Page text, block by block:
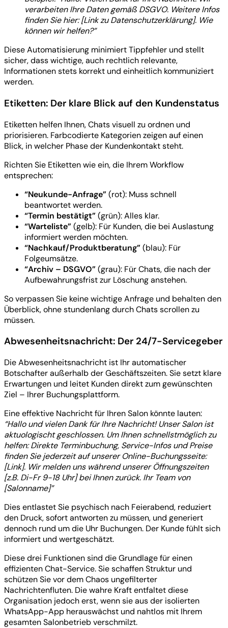
verarbeiten Ihre Daten gemäß DSGVO. Weitere Infos
finden Sie hier: [Link zu Datenschutzerklärung]. Wie
können wir helfen?”
Diese Automatisierung minimiert Tippfehler und stellt
sicher, dass wichtige, auch rechtlich relevante,
Informationen stets korrekt und einheitlich kommuniziert
werden.
Etiketten: Der klare Blick auf den Kundenstatus
Etiketten helfen Ihnen, Chats visuell zu ordnen und
priorisieren. Farbcodierte Kategorien zeigen auf einen
Blick, in welcher Phase der Kundenkontakt steht.
Richten Sie Etiketten wie ein, die Ihrem Workflow
entsprechen:
“Neukunde-Anfrage”(rot): Muss schnell
beantwortet werden.
“Termin bestätigt”(grün): Alles klar.
“Warteliste”(gelb): Für Kunden, die bei Auslastung
informiert werden möchten.
“Nachkauf/Produktberatung”(blau): Für
Folgeumsätze.
“Archiv – DSGVO”(grau): Für Chats, die nach der
Aufbewahrungsfrist zur Löschung anstehen.
So verpassen Sie keine wichtige Anfrage und behalten den
Überblick, ohne stundenlang durch Chats scrollen zu
müssen.
Abwesenheitsnachricht: Der 24/7-Servicegeber
Die Abwesenheitsnachricht ist Ihr automatischer
Botschafter außerhalb der Geschäftszeiten. Sie setzt klare
Erwartungen und leitet Kunden direkt zum gewünschten
Ziel – Ihrer Buchungsplattform.
Eine effektive Nachricht für Ihren Salon könnte lauten:
“Hallo und vielen Dank für Ihre Nachricht! Unser Salon ist
aktuologischt geschlossen. Um Ihnen schnellstmöglich zu
helfen: Direkte Terminbuchung, Service-Infos und Preise
finden Sie jederzeit auf unserer Online-Buchungsseite:
[Link]. Wir melden uns während unserer Öffnungszeiten
[z.B. Di-Fr 9-18 Uhr] bei Ihnen zurück. Ihr Team von
[Salonname]”
Dies entlastet Sie psychisch nach Feierabend, reduziert
den Druck, sofort antworten zu müssen, und generiert
dennoch rund um die Uhr Buchungen. Der Kunde fühlt sich
informiert und wertgeschätzt.
Diese drei Funktionen sind die Grundlage für einen
effizienten Chat-Service. Sie schaffen Struktur und
schützen Sie vor dem Chaos ungefilterter
Nachrichtenfluten. Die wahre Kraft entfaltet diese
Organisation jedoch erst, wenn sie aus der isolierten
WhatsApp-App herauswächst und nahtlos mit Ihrem
gesamten Salonbetrieb verschmilzt.